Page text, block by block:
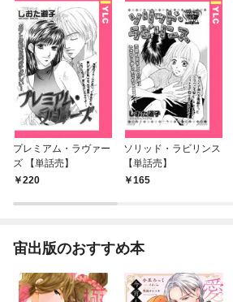
プレミアム・ラヴァー
ズ 【単話売】
220
ソリッド・ラビリンス
【単話売】
165
宙出版のおすすめ本